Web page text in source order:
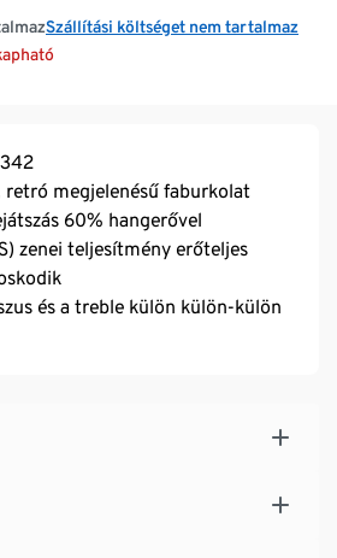
Szállítási költséget nem tartalmaz
retró megjelenésű faburkolat
60% hangerővel
zenei teljesítmény erőteljes
és a treble külön külön-külön